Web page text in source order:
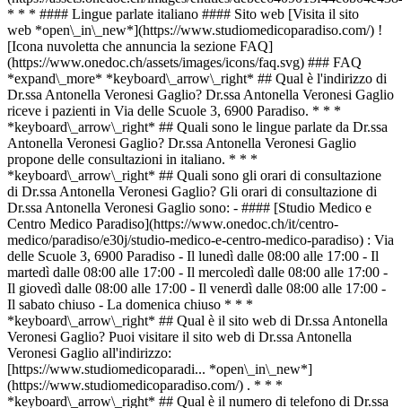
* * * #### Lingue parlate italiano #### Sito web [Visita il sito
web *open\_in\_new*](https://www.studiomedicoparadiso.com/) !
[Icona nuvoletta che annuncia la sezione FAQ]
(https://www.onedoc.ch/assets/images/icons/faq.svg) ### FAQ
*expand\_more* *keyboard\_arrow\_right* ## Qual è l'indirizzo di
Dr.ssa Antonella Veronesi Gaglio? Dr.ssa Antonella Veronesi Gaglio
riceve i pazienti in Via delle Scuole 3, 6900 Paradiso. * * *
*keyboard\_arrow\_right* ## Quali sono le lingue parlate da Dr.ssa
Antonella Veronesi Gaglio? Dr.ssa Antonella Veronesi Gaglio
propone delle consultazioni in italiano. * * *
*keyboard\_arrow\_right* ## Quali sono gli orari di consultazione
di Dr.ssa Antonella Veronesi Gaglio? Gli orari di consultazione di
Dr.ssa Antonella Veronesi Gaglio sono: - #### [Studio Medico e
Centro Medico Paradiso](https://www.onedoc.ch/it/centro-
medico/paradiso/e30j/studio-medico-e-centro-medico-paradiso) : Via
delle Scuole 3, 6900 Paradiso - Il lunedì dalle 08:00 alle 17:00 - Il
martedì dalle 08:00 alle 17:00 - Il mercoledì dalle 08:00 alle 17:00 -
Il giovedì dalle 08:00 alle 17:00 - Il venerdì dalle 08:00 alle 17:00 -
Il sabato chiuso - La domenica chiuso * * *
*keyboard\_arrow\_right* ## Qual è il sito web di Dr.ssa Antonella
Veronesi Gaglio? Puoi visitare il sito web di Dr.ssa Antonella
Veronesi Gaglio all'indirizzo:
[https://www.studiomedicoparadi... *open\_in\_new*]
(https://www.studiomedicoparadiso.com/) . * * *
*keyboard\_arrow\_right* ## Qual è il numero di telefono di Dr.ssa